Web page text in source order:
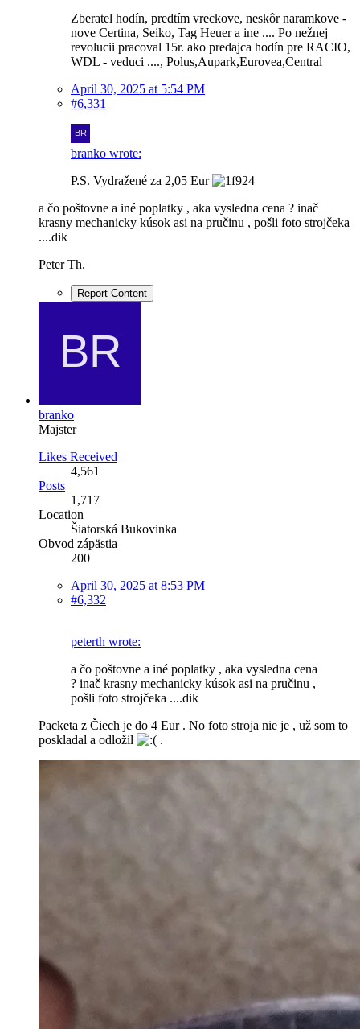
Zberatel hodín, predtím vreckove, neskôr naramkove -
nove Certina, Seiko, Tag Heuer a ine .... Po nežnej
revolucii pracoval 15r. ako predajca hodín pre RACIO,
WDL - veduci ...., Polus,Aupark,Eurovea,Central
April 30, 2025 at 5:54 PM
#6,331
branko wrote:
P.S. Vydražené za 2,05 Eur
a čo poštovne a iné poplatky , aka vysledna cena ? inač
krasny mechanicky kúsok asi na pručinu , pošli foto strojčeka
....dik
Peter Th.
Report Content
branko
Majster
Likes Received
4,561
Posts
1,717
Location
Šiatorská Bukovinka
Obvod zápästia
200
April 30, 2025 at 8:53 PM
#6,332
peterth wrote:
a čo poštovne a iné poplatky , aka vysledna cena
? inač krasny mechanicky kúsok asi na pručinu ,
pošli foto strojčeka ....dik
Packeta z Čiech je do 4 Eur . No foto stroja nie je , už som to
poskladal a odložil
.